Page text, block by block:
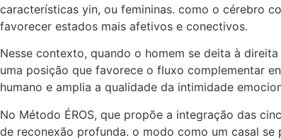
características yin, ou femininas. como o cérebro
favorecer estados mais afetivos e conectivos.
Nesse contexto, quando o homem se deita à
uma posição que favorece o fluxo complementar
humano e amplia a qualidade da intimidade
No Método ÉROS, que propõe a integração das
de reconexão profunda. o modo como um casal